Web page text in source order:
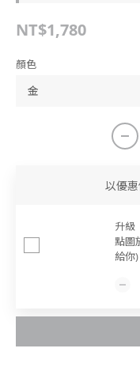
NT$1,780
顏色
以優
升級
點圖
給你)